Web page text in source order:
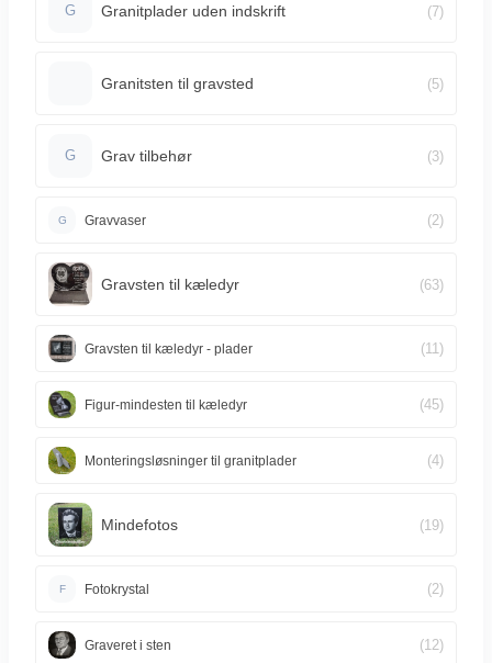
G Granitplader uden indskrift (7)
Granitsten til gravsted (5)
G Grav tilbehør (3)
G Gravvaser (2)
Gravsten til kæledyr (63)
Gravsten til kæledyr - plader (11)
Figur-mindesten til kæledyr (45)
Monteringsløsninger til granitplader (4)
Mindefotos (19)
F Fotokrystal (2)
Graveret i sten (12)